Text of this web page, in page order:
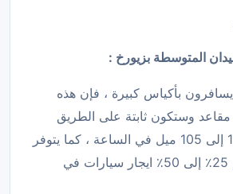
المتوسطة بزيورخ :
بأكياس كبيرة ، فإن هذه
مقاعد وستكون ثابتة على الطريق
السريع بسرعة 100 إلى 105 ميل في الساعة ، كما يتوفر
النظام الآلي بخصم 25٪ إلى 50٪ ايجار سيارات في